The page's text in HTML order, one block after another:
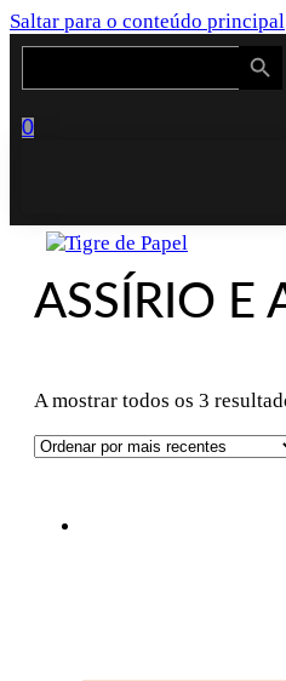
Saltar para o conteúdo principal
Search
Search Button
0
ASSÍRIO E
A mostrar todos os 3